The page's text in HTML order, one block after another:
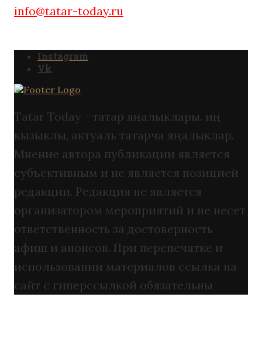
info@tatar-today.ru
Instagram
Vk
Tatar Today - татар яңалыклары. иң
кызыклы, актуаль татарча яңалыклар.
Мнение автора публикации является
субъективным и не является позицией
редакции. Редакция не является
организатором мероприятий и не несет
ответственность за достоверность
афиш и анонсов. При перепечатке и
использовании материалов ссылка на
сайт с гиперссылкой обязательны